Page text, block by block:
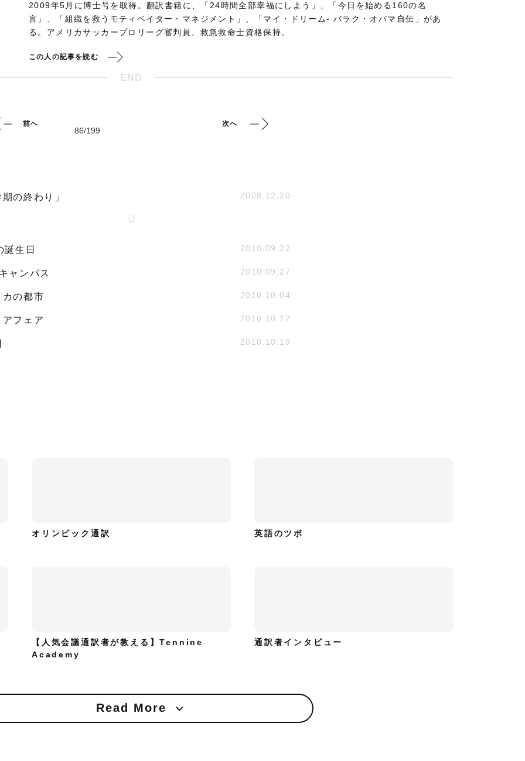
2009年5月に博士号を取得。翻訳書籍に、「24時間全部幸福にしよう」、「今日を始める160の名
言」、「組織を救うモティベイター・マネジメント」、「マイ・ドリーム- バラク・オバマ自伝」があ
る。アメリカサッカープロリーグ審判員、救急救命士資格保持。
この人の記事を読む
END
前へ 次へ
の終わり」 2008.12.20
誕生日 2010.09.22
ャンパス 2010.09.27
カの都市 2010.10.04
アフェア 2010.10.12
2010.10.19
オリンピック通訳 英語のツボ
【人気会議通訳者が教える】Tennine
Academy
通訳者インタビュー
Read More